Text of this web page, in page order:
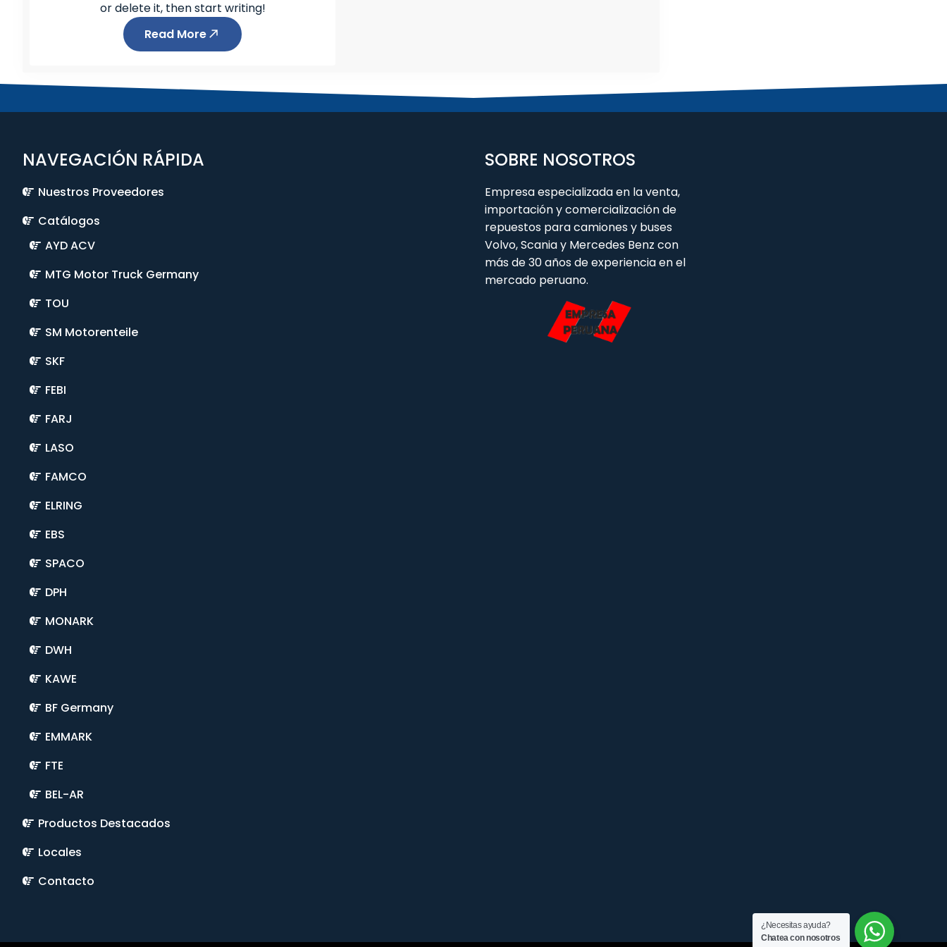
or delete it, then start writing!
Read More
NAVEGACIÓN RÁPIDA
Nuestros Proveedores
Catálogos
AYD ACV
MTG Motor Truck Germany
TOU
SM Motorenteile
SKF
FEBI
FARJ
LASO
FAMCO
ELRING
EBS
SPACO
DPH
MONARK
DWH
KAWE
BF Germany
EMMARK
FTE
BEL-AR
Productos Destacados
Locales
Contacto
SOBRE NOSOTROS
Empresa especializada en la venta,
importación y comercialización de
repuestos para camiones y buses
Volvo, Scania y Mercedes Benz con
más de 30 años de experiencia en el
mercado peruano.
¿Necesitas ayuda?
Chatea con nosotros